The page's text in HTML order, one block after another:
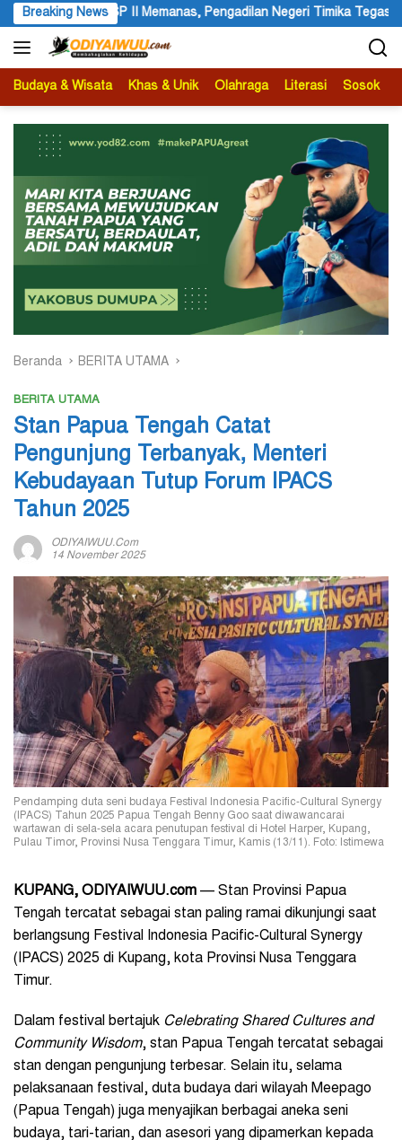
Langsung
ke
konten
Breaking News
Timika Tegaskan Eksekusi Bukan Pemeriksaan Ulang
Budaya & Wisata Khas & Unik Olahraga Literasi Sosok
Beranda BERITA UTAMA
BERITA UTAMA
Stan Papua Tengah Catat
Pengunjung Terbanyak, Menteri
Kebudayaan Tutup Forum IPACS
Tahun 2025
ODIYAIWUU.com
14 November 2025
Pendamping duta seni budaya Festival Indonesia Pacific-Cultural Synergy
(IPACS) Tahun 2025 Papua Tengah Benny Goo saat diwawancarai
wartawan di sela-sela acara penutupan festival di Hotel Harper, Kupang,
Pulau Timor, Provinsi Nusa Tenggara Timur, Kamis (13/11). Foto: Istimewa
KUPANG, ODIYAIWUU.com — Stan Provinsi Papua
Tengah tercatat sebagai stan paling ramai dikunjungi saat
berlangsung Festival Indonesia Pacific-Cultural Synergy
(IPACS) 2025 di Kupang, kota Provinsi Nusa Tenggara
Timur.
Dalam festival bertajuk Celebrating Shared Cultures and
Community Wisdom, stan Papua Tengah tercatat sebagai
stan dengan pengunjung terbesar. Selain itu, selama
pelaksanaan festival, duta budaya dari wilayah Meepago
(Papua Tengah) juga menyajikan berbagai aneka seni
budaya, tari-tarian, dan asesori yang dipamerkan kepada